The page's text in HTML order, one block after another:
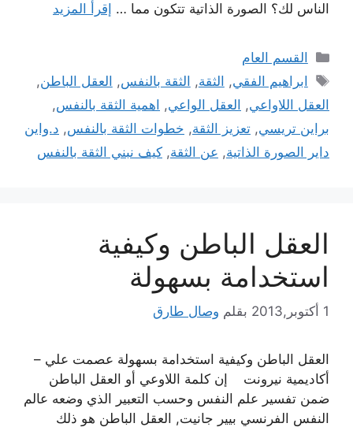
الناس لك؟ الصورة الذاتية تتكون مما … إقرأ المزيد
التصنيفات
القسم العام
الوسوم
ابراهيم الفقي, الثقة, الثقة بالنفس, العقل الباطن,
العقل اللاواعي, العقل الواعي, اهمية الثقة بالنفس,
براين تريسي, تعزيز الثقة, خطوات الثقة بالنفس, د.واين
داير الصورة الذاتية, عن الثقة, كيف نبني الثقة بالنفس
العقل الباطن وكيفية
استخدامة بسهولة
1 أكتوبر,2013 بقلم وصال طارق
العقل الباطن وكيفية استخدامة بسهولة عصمت علي –
أكاديمية نيرونت إن كلمة اللاوعي أو العقل الباطن
ضمن تفسير علم النفس وحسب التعبير الذي وضعه عالم
النفس الفرنسي بيير جانيت, العقل الباطن هو ذلك